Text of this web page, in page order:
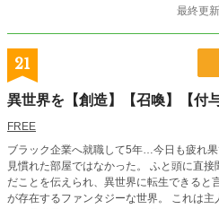
害』『姿なき暗殺者』
最終更
21
異世界を【創造】【召喚】【付
FREE
ブラック企業へ就職して5年…今日も疲れ
見慣れた部屋ではなかった。 ふと頭に直
だことを伝えられ、異世界に転生できると
が存在するファンタジーな世界。 これは